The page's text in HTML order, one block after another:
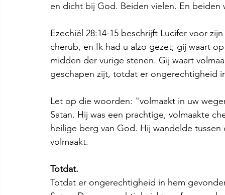
en dicht bij God. Beiden vielen. En
Ezechiël 28:14-15 beschrijft Lucifer voor
cherub, en Ik had u alzo gezet; gij waart
midden der vurige stenen. Gij waart
geschapen zijt, totdat er ongerechtigheid
Let op die woorden: "volmaakt in uw
Satan. Hij was een prachtige, volmaakte
heilige berg van God. Hij wandelde
volmaakt.
Totdat.
Totdat er ongerechtigheid in hem